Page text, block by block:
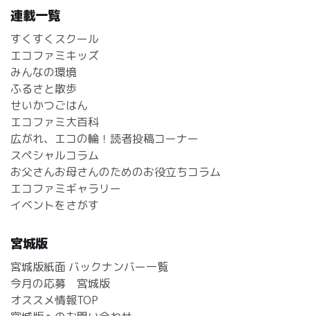
連載一覧
すくすくスクール
エコファミキッズ
みんなの環境
ふるさと散歩
せいかつごはん
エコファミ大百科
広がれ、エコの輪！読者投稿コーナー
スペシャルコラム
お父さんお母さんのためのお役立ちコラム
エコファミギャラリー
イベントをさがす
宮城版
宮城版紙面 バックナンバー一覧
今月の応募 宮城版
オススメ情報TOP